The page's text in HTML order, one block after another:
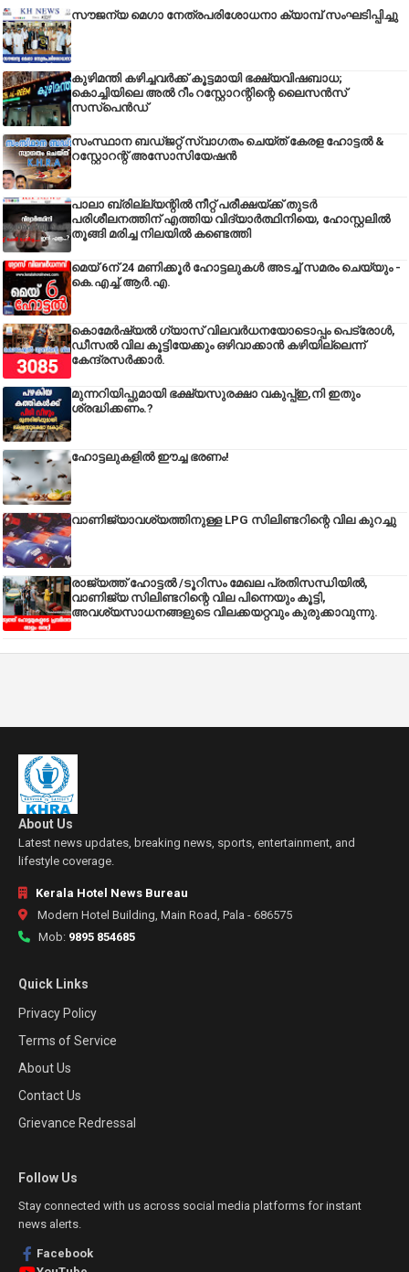
സൗജന്യ മെഗാ നേത്രപരിശോധനാ ക്യാമ്പ് സംഘടിപ്പിച്ചു
കുഴിമന്തി കഴിച്ചവർക്ക് കൂട്ടമായി ഭക്ഷ്യവിഷബാധ;
കൊച്ചിയിലെ അൽ റീം റസ്റ്റോറന്റിന്റെ ലൈസൻസ്
സസ്പെൻഡ്
സംസ്ഥാന ബഡ്‌ജറ്റ് സ്വാഗതം ചെയ്ത് കേരള ഹോട്ടൽ &
റസ്റ്റോറന്റ് അസോസിയേഷൻ
പാലാ ബ്രില്ല്യന്റിൽ നീറ്റ് പരീക്ഷയ്ക്ക് തുടർ
പരിശീലനത്തിന് എത്തിയ വിദ്യാർത്ഥിനിയെ, ഹോസ്റ്റലിൽ
തൂങ്ങി മരിച്ച നിലയിൽ കണ്ടെത്തി
മെയ് 6ന് 24 മണിക്കൂർ ഹോട്ടലുകൾ അടച്ച് സമരം ചെയ്യും -
കെ.എച്ച്.ആർ.എ.
കൊമേർഷ്യൽ ഗ്യാസ് വിലവർധനയോടൊപ്പം പെട്രോൾ,
ഡീസല്‍ വില കൂട്ടിയേക്കും ഒഴിവാക്കാന്‍ കഴിയില്ലെന്ന്
കേന്ദ്രസര്‍ക്കാര്‍.
മുന്നറിയിപ്പുമായി ഭക്ഷ്യസുരക്ഷാ വകുപ്പ്ഇ,നി ഇതും
ശ്രദ്ധിക്കണം.?
ഹോട്ടലുകളിൽ ഈച്ച ഭരണം!
വാണിജ്യാവശ്യത്തിനുള്ള LPG സിലിണ്ടറിന്റെ വില കുറച്ചു
രാജ്യത്ത് ഹോട്ടൽ /ടൂറിസം മേഖല പ്രതിസന്ധിയിൽ,
വാണിജ്യ സിലിണ്ടറിന്റെ വില പിന്നെയും കൂട്ടി,
അവശ്യസാധനങ്ങളുടെ വിലക്കയറ്റവും കുരുക്കാവുന്നു.
About Us
Latest news updates, breaking news, sports, entertainment, and
lifestyle coverage.
Kerala Hotel News Bureau
Modern Hotel Building, Main Road, Pala - 686575
Mob: 9895 854685
Quick Links
Privacy Policy
Terms of Service
About Us
Contact Us
Grievance Redressal
Follow Us
Stay connected with us across social media platforms for instant
news alerts.
Facebook